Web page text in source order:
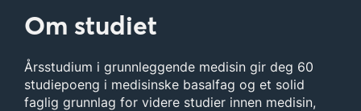
Om studiet
Årsstudium i grunnleggende medisin gir deg 60
studiepoeng i medisinske basalfag og et solid
faglig grunnlag for videre studier innen medisin,